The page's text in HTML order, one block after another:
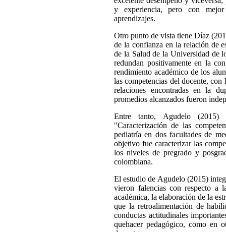
y experiencia, pero con mejor
aprendizajes.
Otro punto de vista tiene Díaz
de la confianza en la relación de
de la Salud de la Universidad de
redundan positivamente en la
rendimiento académico de los
las competencias del docente,
relaciones encontradas en la
promedios alcanzados fueron
Entre tanto, Agudelo (2015)
"Caracterización de las
pediatría en dos facultades de
objetivo fue caracterizar las
los niveles de pregrado y
colombiana.
El estudio de Agudelo (2015)
vieron falencias con respecto a
académica, la elaboración de la
que la retroalimentación de
conductas actitudinales
quehacer pedagógico, como en